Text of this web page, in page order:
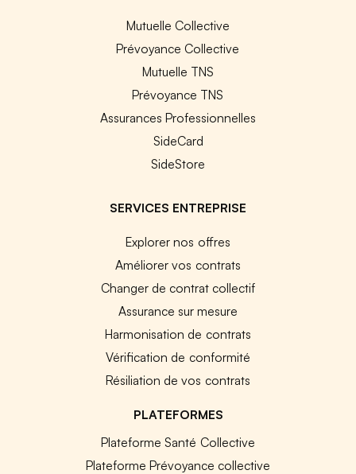
Mutuelle Collective
Prévoyance Collective
Mutuelle TNS
Prévoyance TNS
Assurances Professionnelles
SideCard
SideStore
SERVICES ENTREPRISE
Explorer nos offres
Améliorer vos contrats
Changer de contrat collectif
Assurance sur mesure
Harmonisation de contrats
Vérification de conformité
Résiliation de vos contrats
PLATEFORMES
Plateforme Santé Collective
Plateforme Prévoyance collective